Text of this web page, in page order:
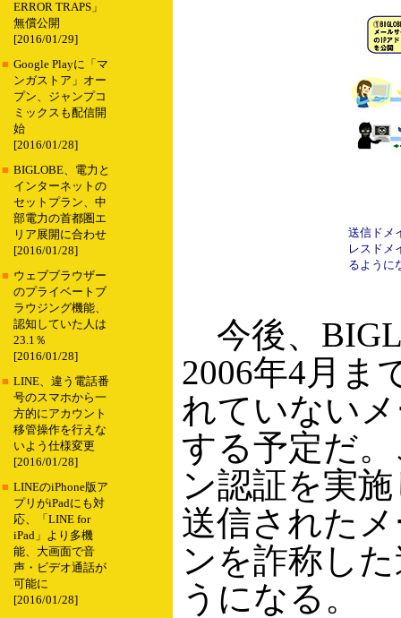
ERROR TRAPS」
無償公開
[2016/01/29]
■ Google Playに「マ
ンガストア」オー
プン、ジャンプコ
ミックスも配信開
始
[2016/01/28]
■ BIGLOBE、電力と
インターネットの
セットプラン、中
部電力の首都圏エ
リア展開に合わせ
[2016/01/28]
■ ウェブブラウザー
のプライベートブ
ラウジング機能、
認知していた人は
23.1％
[2016/01/28]
■ LINE、違う電話番
号のスマホから一
方的にアカウント
移管操作を行えな
いよう仕様変更
[2016/01/28]
■ LINEのiPhone版ア
プリがiPadにも対
応、「LINE for
iPad」より多機
能、大画面で音
声・ビデオ通話が
可能に
[2016/01/28]
送信ドメ
レスドメ
るように
今後、
2006年4月ま
れていない
する予定だ
ン認証を実
送信された
ンを詐称し
うになる。